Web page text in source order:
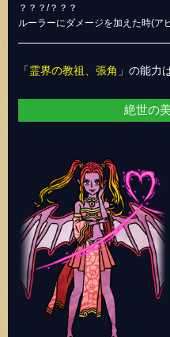
？？？/？？？
ルーラーにダメージを加えた時(ア
「霊界の教祖、張角 」の能力
絶世の